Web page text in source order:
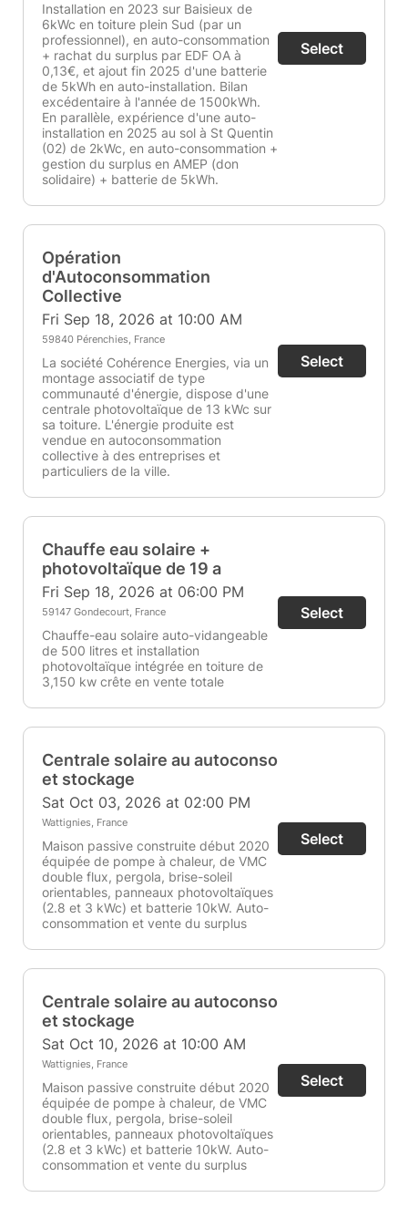
Installation en 2023 sur Baisieux de
6kWc en toiture plein Sud (par un
professionnel), en auto-consommation
+ rachat du surplus par EDF OA à
0,13€, et ajout fin 2025 d'une batterie
de 5kWh en auto-installation. Bilan
excédentaire à l'année de 1500kWh.
En parallèle, expérience d'une auto-
installation en 2025 au sol à St Quentin
(02) de 2kWc, en auto-consommation +
gestion du surplus en AMEP (don
solidaire) + batterie de 5kWh.
Select
Opération
d'Autoconsommation
Collective
Fri Sep 18, 2026 at 10:00 AM
59840 Pérenchies, France
La société Cohérence Energies, via un
montage associatif de type
communauté d'énergie, dispose d'une
centrale photovoltaïque de 13 kWc sur
sa toiture. L'énergie produite est
vendue en autoconsommation
collective à des entreprises et
particuliers de la ville.
Select
Chauffe eau solaire +
photovoltaïque de 19 a
Fri Sep 18, 2026 at 06:00 PM
59147 Gondecourt, France
Chauffe-eau solaire auto-vidangeable
de 500 litres et installation
photovoltaïque intégrée en toiture de
3,150 kw crête en vente totale
Select
Centrale solaire au autoconso
et stockage
Sat Oct 03, 2026 at 02:00 PM
Wattignies, France
Maison passive construite début 2020
équipée de pompe à chaleur, de VMC
double flux, pergola, brise-soleil
orientables, panneaux photovoltaïques
(2.8 et 3 kWc) et batterie 10kW. Auto-
consommation et vente du surplus
Select
Centrale solaire au autoconso
et stockage
Sat Oct 10, 2026 at 10:00 AM
Wattignies, France
Maison passive construite début 2020
équipée de pompe à chaleur, de VMC
double flux, pergola, brise-soleil
orientables, panneaux photovoltaïques
(2.8 et 3 kWc) et batterie 10kW. Auto-
consommation et vente du surplus
Select